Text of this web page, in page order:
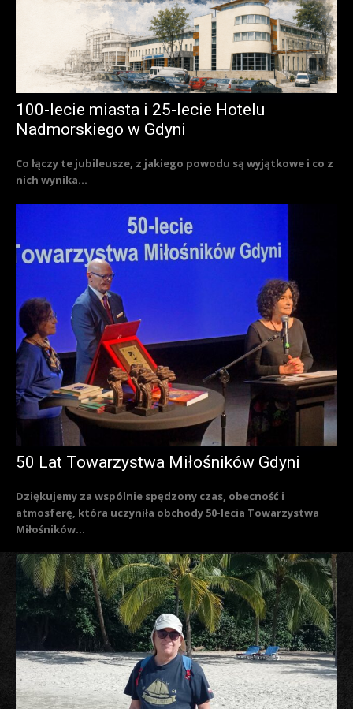
100-lecie miasta i 25-lecie Hotelu
Nadmorskiego w Gdyni
Co łączy te jubileusze, z jakiego powodu są wyjątkowe i co z
nich wynika...
50 Lat Towarzystwa Miłośników Gdyni
Dziękujemy za wspólnie spędzony czas, obecność i
atmosferę, która uczyniła obchody 50-lecia Towarzystwa
Miłośników...